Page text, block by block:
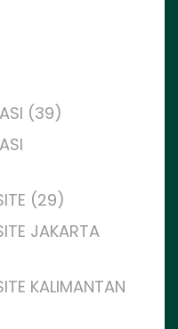
(39)
(29)
JAKARTA
KALIMANTAN